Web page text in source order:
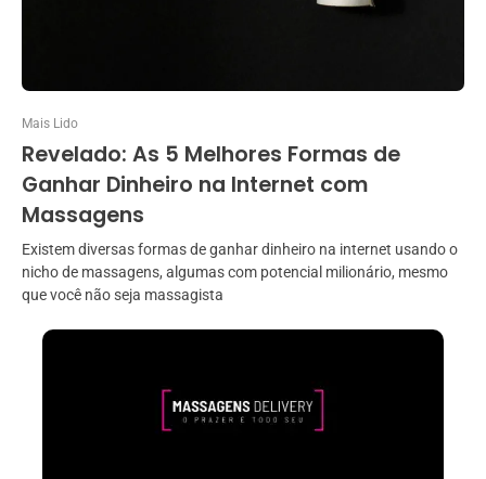
Mais Lido
Revelado: As 5 Melhores Formas de
Ganhar Dinheiro na Internet com
Massagens
Existem diversas formas de ganhar dinheiro na internet usando o
nicho de massagens, algumas com potencial milionário, mesmo
que você não seja massagista